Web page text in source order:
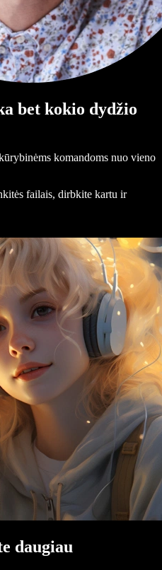
bet kokio dydžio
komandoms nuo vieno
failais, dirbkite kartu ir
daugiau